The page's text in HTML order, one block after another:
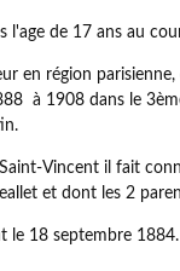
l'age de 17 ans au
en région
à 1908 dans le
Vincent il fait
et dont les 2
le 18 septembre 1884.